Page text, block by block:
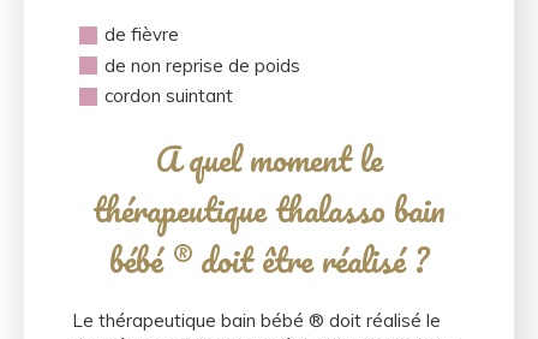
de fièvre
de non reprise de poids
cordon suintant
A quel moment le
thérapeutique thalasso bain
bébé ® doit être réalisé ?
Le thérapeutique bain bébé ® doit réalisé le